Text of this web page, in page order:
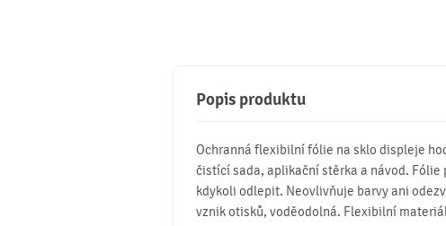
Popis produktu
Ochranná flexibilní fólie na sklo displeje
čistící sada, aplikační stěrka a návod.
kdykoli odlepit. Neovlivňuje barvy ani
vznik otisků, voděodolná. Flexibilní